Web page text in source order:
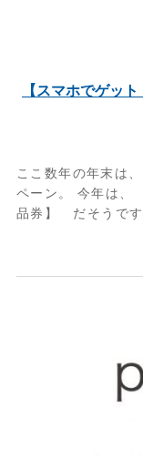
【スマホでゲッ
ここ数年の年末は
ペーン。 今年は、
品券】 だそう